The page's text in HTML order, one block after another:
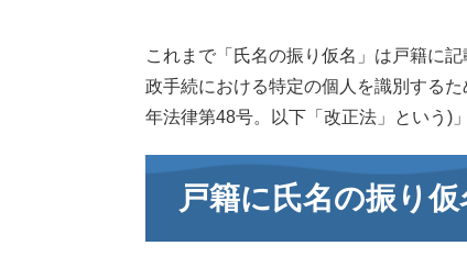
これまで「氏名の振り仮名」は戸籍に
政手続における特定の個人を識別する
年法律第48号。以下「改正法」という)
戸籍に氏名の振り